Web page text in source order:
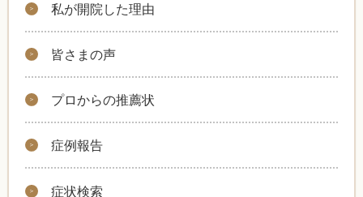
私が開院した理由
皆さまの声
プロからの推薦状
症例報告
症状検索